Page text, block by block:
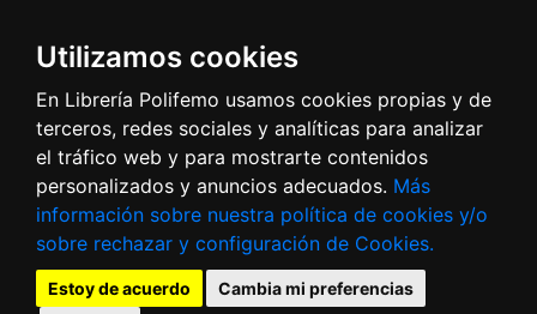
Utilizamos cookies
En Librería Polifemo usamos cookies propias y de
terceros, redes sociales y analíticas para analizar
el tráfico web y para mostrarte contenidos
personalizados y anuncios adecuados. Más
información sobre nuestra política de cookies y/o
sobre rechazar y configuración de Cookies.
Estoy de acuerdo
Cambia mi preferencias